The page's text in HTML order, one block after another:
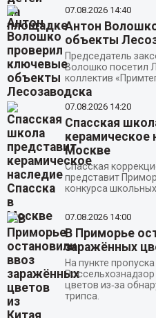
07.08.2026 14:40
Антон
объекты
Председатель
Волошко посетил
коллектив
07.08.2026 14:20
Спасская
керамическое
Москве
Спасская
представит
конкурса
07.08.2026 14:00
В Приморье
заражённых
На пункте
Россельхознадзор
цветов из‑за
трипса.